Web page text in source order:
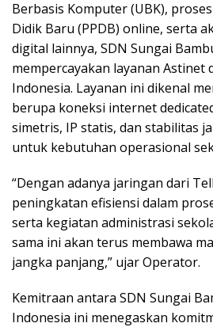
Berbasis Komputer (UBK),
Didik Baru (PPDB) online, serta
digital lainnya, SDN Sungai
mempercayakan layanan Astinet
Indonesia. Layanan ini dikenal
berupa koneksi internet
simetris, IP statis, dan stabilitas
untuk kebutuhan operasional
“Dengan adanya jaringan dari
peningkatan efisiensi dalam
serta kegiatan administrasi
sama ini akan terus membawa
jangka panjang,” ujar Operator.
Kemitraan antara SDN Sungai
Indonesia ini menegaskan